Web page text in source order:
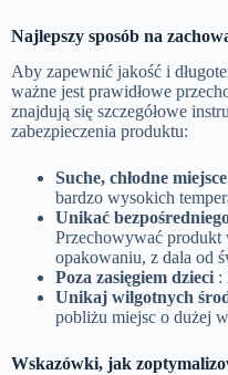
Najlepszy sposób na
Aby zapewnić jakość i
ważne jest prawidłowe
znajdują się szczegółowe
zabezpieczenia produktu:
Suche, chłodne miejsce
bardzo wysokich
Unikać
Przechowywać produkt
opakowaniu, z dala od
Poza zasięgiem dzieci :
Unikaj wilgotnych
pobliżu miejsc o dużej
Wskazówki, jak